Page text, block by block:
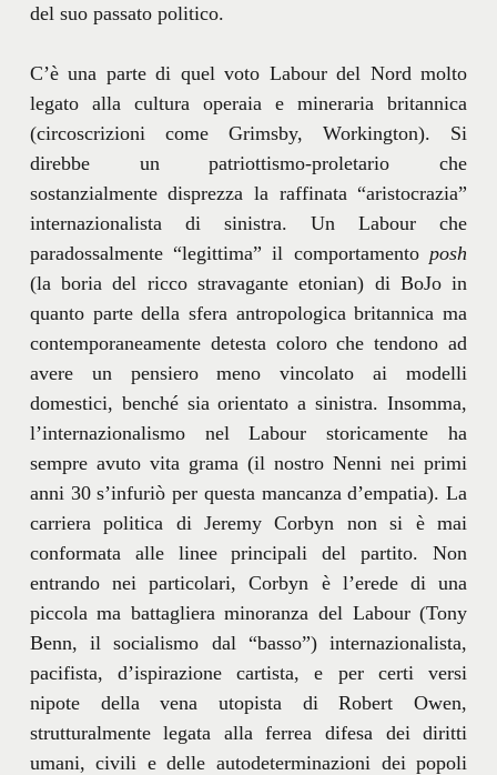
del suo passato politico.
C’è una parte di quel voto Labour del Nord molto
legato alla cultura operaia e mineraria britannica
(circoscrizioni come Grimsby, Workington). Si
direbbe un patriottismo-proletario che
sostanzialmente disprezza la raffinata “aristocrazia”
internazionalista di sinistra. Un Labour che
paradossalmente “legittima” il comportamento posh
(la boria del ricco stravagante etonian) di BoJo in
quanto parte della sfera antropologica britannica ma
contemporaneamente detesta coloro che tendono ad
avere un pensiero meno vincolato ai modelli
domestici, benché sia orientato a sinistra. Insomma,
l’internazionalismo nel Labour storicamente ha
sempre avuto vita grama (il nostro Nenni nei primi
anni 30 s’infuriò per questa mancanza d’empatia). La
carriera politica di Jeremy Corbyn non si è mai
conformata alle linee principali del partito. Non
entrando nei particolari, Corbyn è l’erede di una
piccola ma battagliera minoranza del Labour (Tony
Benn, il socialismo dal “basso”) internazionalista,
pacifista, d’ispirazione cartista, e per certi versi
nipote della vena utopista di Robert Owen,
strutturalmente legata alla ferrea difesa dei diritti
umani, civili e delle autodeterminazioni dei popoli